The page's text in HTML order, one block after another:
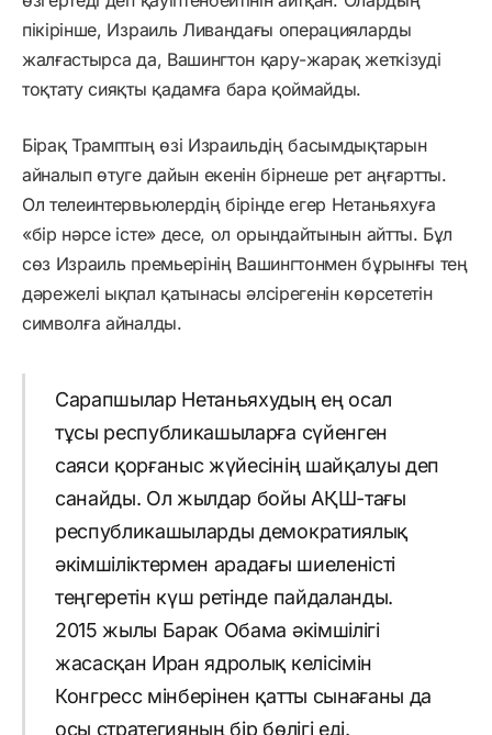
пікірінше, Израиль Ливандағы операцияларды
жалғастырса да, Вашингтон қару-жарақ жеткізуді
тоқтату сияқты қадамға бара қоймайды.
Бірақ Трамптың өзі Израильдің басымдықтарын
айналып өтуге дайын екенін бірнеше рет аңғартты.
Ол телеинтервьюлердің бірінде егер Нетаньяхуға
«бір нәрсе істе» десе, ол орындайтынын айтты. Бұл
сөз Израиль премьерінің Вашингтонмен бұрынғы тең
дәрежелі ықпал қатынасы әлсірегенін көрсететін
символға айналды.
Сарапшылар Нетаньяхудың ең осал
тұсы республикашыларға сүйенген
саяси қорғаныс жүйесінің шайқалуы деп
санайды. Ол жылдар бойы АҚШ-тағы
республикашыларды демократиялық
әкімшіліктермен арадағы шиеленісті
теңгеретін күш ретінде пайдаланды.
2015 жылы Барак Обама әкімшілігі
жасасқан Иран ядролық келісімін
Конгресс мінберінен қатты сынағаны да
осы стратегияның бір бөлігі еді.